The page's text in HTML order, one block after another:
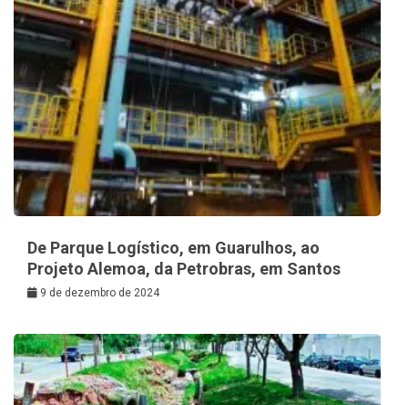
De Parque Logístico, em Guarulhos, ao
Projeto Alemoa, da Petrobras, em Santos
9 de dezembro de 2024